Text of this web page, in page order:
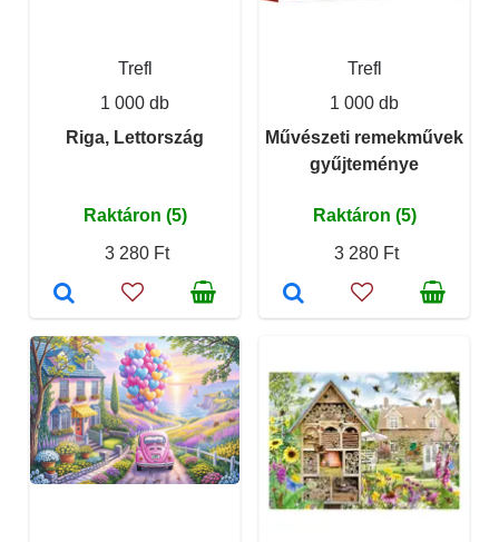
Trefl
1 000 db
Riga, Lettország
Raktáron (5)
3 280 Ft
Trefl
1 000 db
Művészeti remekművek
gyűjteménye
Raktáron (5)
3 280 Ft